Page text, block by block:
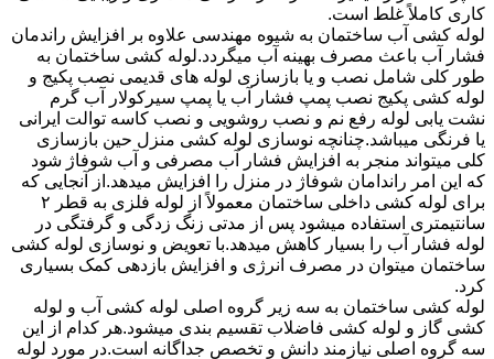
کاری کاملاً غلط است.
لوله کشی آب ساختمان به شیوه مهندسی علاوه بر افزایش راندمان
فشار آب باعث مصرف بهینه آب میگردد.لوله کشی ساختمان به
طور کلی شامل نصب و یا بازسازی لوله های قدیمی نصب پکیج و
لوله کشی پکیج نصب پمپ فشار آب یا پمپ سیرکولار آب گرم
نشت یابی لوله رفع نم و نصب روشویی و نصب کاسه توالت ایرانی
یا فرنگی میباشد.چنانچه نوسازی لوله کشی منزل حین بازسازی
کلی میتواند منجر به افزایش فشار آب مصرفی و آب شوفاژ شود
که این امر راندامان شوفاژ در منزل را افزایش میدهد.از آنجایی که
برای لوله کشی داخلی ساختمان معمولاً از لوله فلزی به قطر ۲
سانتیمتری استفاده میشود پس از مدتی زنگ زدگی و گرفتگی در
لوله فشار آب را بسیار کاهش میدهد.با تعویض و نوسازی لوله کشی
ساختمان میتوان در مصرف انرژی و افزایش بازدهی کمک بسیاری
کرد.
لوله کشی ساختمان به سه زیر گروه اصلی لوله کشی آب و لوله
کشی گاز و لوله کشی فاضلاب تقسیم بندی میشود.هر کدام از این
سه گروه اصلی نیازمند دانش و تخصص جداگانه است.در مورد لوله